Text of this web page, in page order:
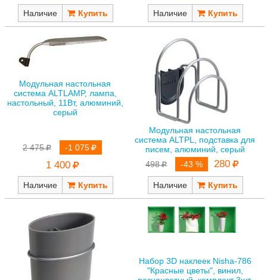
Наличие Наличие
Модульная настольная
система ALTLAMP, лампа,
настольный, 11Вт, алюминий,
серый
2 475 -1 075
1 400
Наличие
Модульная настольная
система ALTPL, подставка для
писем, алюминий, серый
498
-43 % 280
Наличие
Набор 3D наклеек Nisha-786
"Красные цветы", винил,